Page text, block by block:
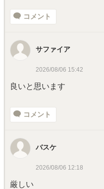
コメント
サファイア
2026/08/06 15:42
良いと思います
コメント
バスケ
2026/08/06 12:18
厳しい